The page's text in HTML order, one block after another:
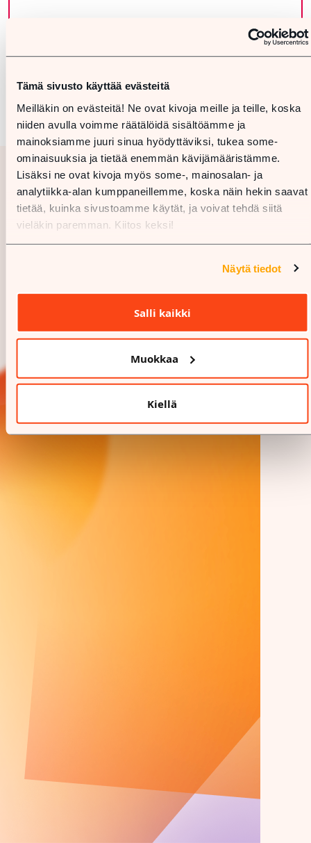
Tämä sivusto käyttää evästeitä
Meilläkin on evästeitä! Ne ovat kivoja meille ja teille, koska
niiden avulla voimme räätälöidä sisältöämme ja
mainoksiamme juuri sinua hyödyttäviksi, tukea some-
ominaisuuksia ja tietää enemmän kävijämääristämme.
Lisäksi ne ovat kivoja myös some-, mainosalan- ja
analytiikka-alan kumppaneillemme, koska näin hekin saavat
tietää, kuinka sivustoamme käytät, ja voivat tehdä siitä
vieläkin paremman. Kiitos keksi!
Näytä tiedot
Salli kaikki
Muokkaa
Kiellä